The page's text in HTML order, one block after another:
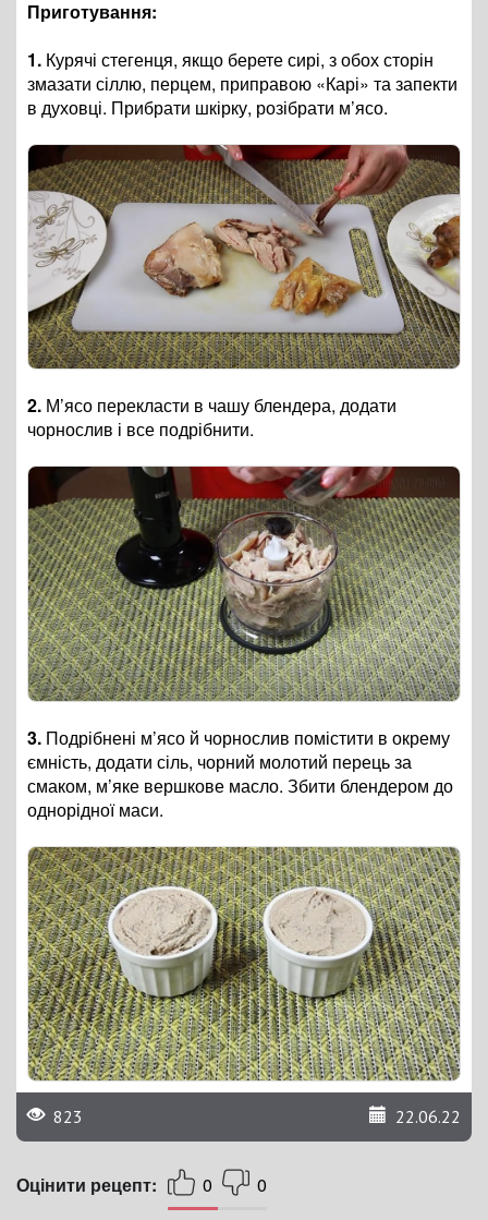
Приготування:
1. Курячі стегенця, якщо берете сирі, з обох сторін
змазати сіллю, перцем, приправою «Карі» та запекти
в духовці. Прибрати шкірку, розібрати м’ясо.
2. М’ясо перекласти в чашу блендера, додати
чорнослив і все подрібнити.
3. Подрібнені м’ясо й чорнослив помістити в окрему
ємність, додати сіль, чорний молотий перець за
смаком, м’яке вершкове масло. Збити блендером до
однорідної маси.
823 22.06.22
Оцінити рецепт: 0 0